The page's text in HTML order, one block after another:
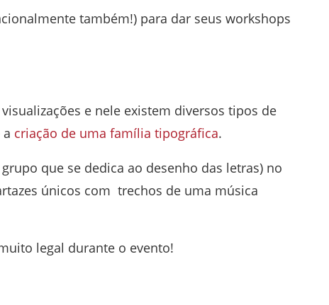
também!) para dar seus workshops
e nele existem diversos tipos de
criação de uma família tipográfica.
que se dedica ao desenho das letras) no
únicos com trechos de uma música
legal durante o evento!